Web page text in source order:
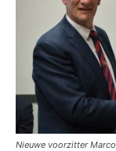
Nieuwe voorzitter